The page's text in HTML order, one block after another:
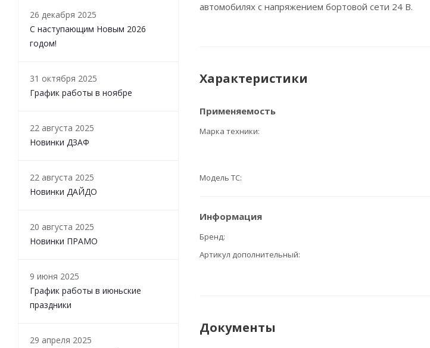
автомобилях с напряжением бортовой сети 24 В.
Характеристики
Применяемость
Марка техники
Модель ТС
Информация
Бренд
Артикул дополнительный
Документы
26 декабря 2025
С наступающим Новым 2026
годом!
31 октября 2025
График работы в ноябре
22 августа 2025
Новинки ДЗАФ
22 августа 2025
Новинки ДАЙДО
20 августа 2025
Новинки ПРАМО
9 июня 2025
График работы в июньские
праздники
29 апреля 2025